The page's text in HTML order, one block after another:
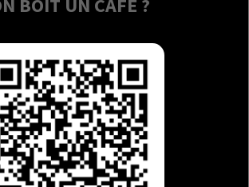
BOIT UN CAFÉ ?